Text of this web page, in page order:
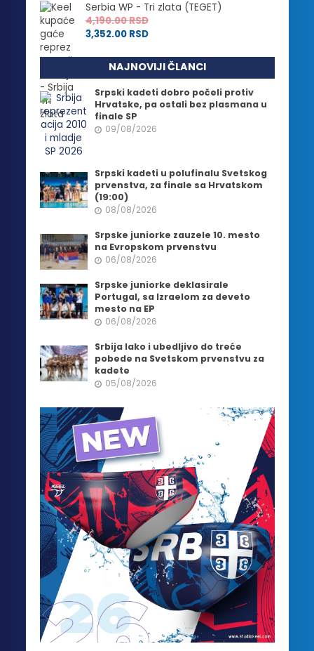
Serbia WP - Tri zlata (TEGET)
4,190.00RSD
3,352.00 RSD
NAJNOVIJI ČLANCI
Srpski kadeti dobro počeli protiv
Hrvatske, pa ostali bez plasmana u
finale SP
09/08/2026
Srpski kadeti u polufinalu Svetskog
prvenstva, za finale sa Hrvatskom
(19:00)
08/08/2026
Srpske juniorke zauzele 10. mesto
na Evropskom prvenstvu
06/08/2026
Srpske juniorke deklasirale
Portugal, sa Izraelom za deveto
mesto na EP
06/08/2026
Srbija lako i ubedljivo do treće
pobede na Svetskom prvenstvu za
kadete
05/08/2026